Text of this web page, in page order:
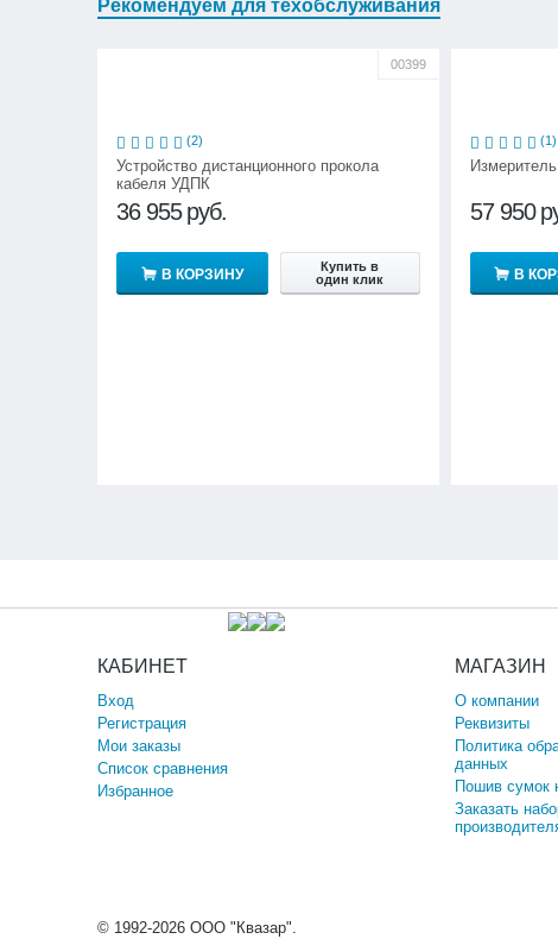
Рекомендуем для техобслуживания
00399
(2)
Устройство дистанционного прокола
кабеля УДПК
36 955 руб.
В КОРЗИНУ
Купить в
один клик
(1)
57 950
В
КАБИНЕТ
Вход
Регистрация
Мои заказы
Список сравнения
Избранное
МАГАЗИН
О компании
Реквизиты
Политика
данных
Пошив сумок
Заказать
© 1992-2026 ООО "Квазар".